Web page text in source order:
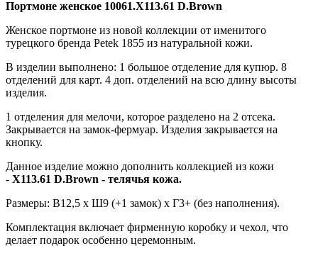
Портмоне женское 10061.X113.61 D.Brown
Женское портмоне из новой коллекции от именитого
турецкого бренда Petek 1855 из натуральной кожи.
В изделии выполнено: 1 большое отделение для купюр. 8
отделений для карт. 4 доп. отделений на всю длину высоты
изделия.
1 отделения для мелочи, которое разделено на 2 отсека.
Закрывается на замок-фермуар. Изделия закрывается на
кнопку.
Данное изделие можно дополнить коллекцией из кожи
- X113.61 D.Brown - телячья кожа.
Размеры: В12,5 х Ш9 (+1 замок) х Г3+ (без наполнения).
Комплектация включает фирменную коробку и чехол, что
делает подарок особенно церемонным.